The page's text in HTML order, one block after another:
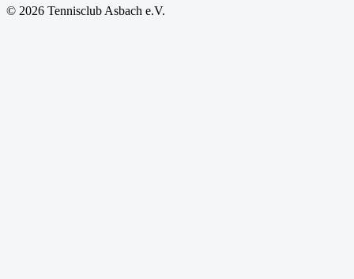
© 2026 Tennisclub Asbach e.V.